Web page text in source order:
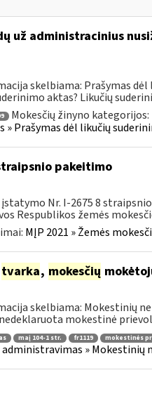
už administracinius
skelbiama: Prašymas
aktas? Likučių
Mokesčių žinyno kategorijos:
Prašymas dėl likučių
pakeitimo
Nr. I-2675 8
Respublikos žemės
MĮP 2021 » Žemės
tvarka, mokesčių
skelbiama: Mokestinių
mokestinė
maį 104-1 str. fr1119 mokestinės
administravimas » Mokestinių